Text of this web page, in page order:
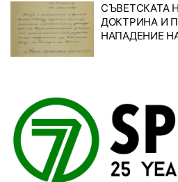
СЪВЕТСКАТА
ДОКТРИНА И
НАПАДЕНИЕ